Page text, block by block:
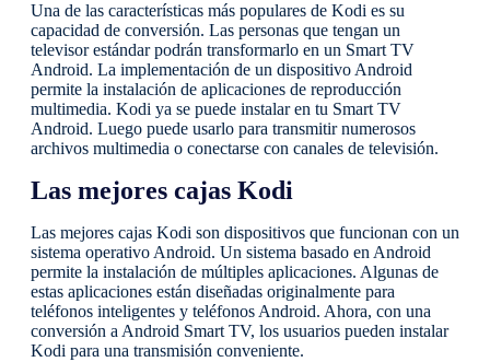
Una de las características más populares de Kodi es su
capacidad de conversión. Las personas que tengan un
televisor estándar podrán transformarlo en un Smart TV
Android. La implementación de un dispositivo Android
permite la instalación de aplicaciones de reproducción
multimedia. Kodi ya se puede instalar en tu Smart TV
Android. Luego puede usarlo para transmitir numerosos
archivos multimedia o conectarse con canales de televisión.
Las mejores cajas Kodi
Las mejores cajas Kodi son dispositivos que funcionan con un
sistema operativo Android. Un sistema basado en Android
permite la instalación de múltiples aplicaciones. Algunas de
estas aplicaciones están diseñadas originalmente para
teléfonos inteligentes y teléfonos Android. Ahora, con una
conversión a Android Smart TV, los usuarios pueden instalar
Kodi para una transmisión conveniente.